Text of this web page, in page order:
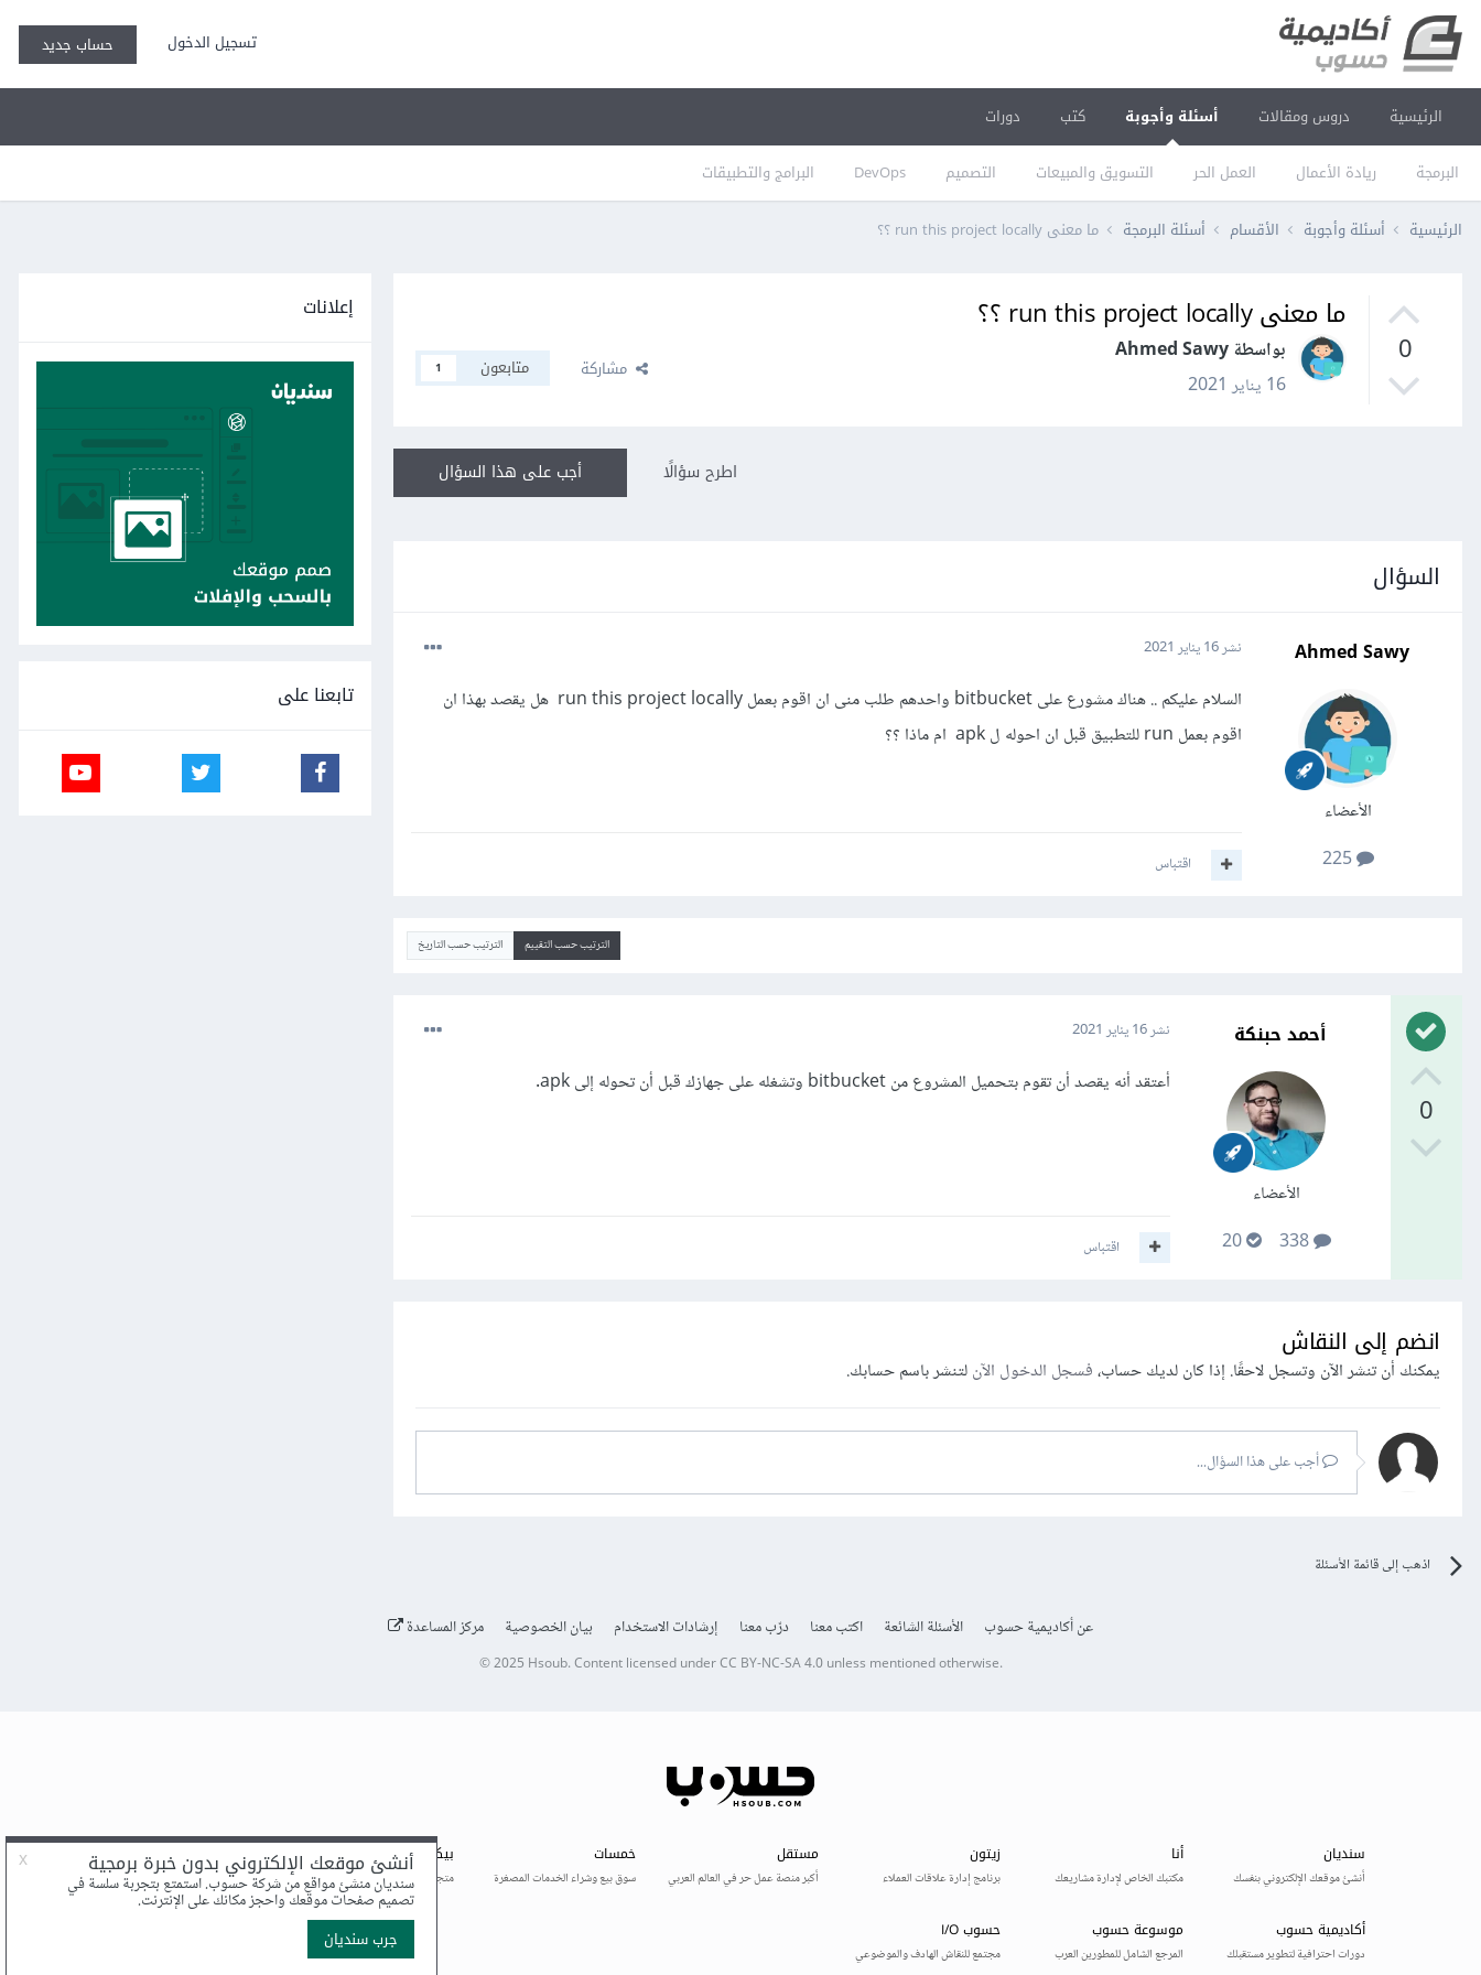
تسجيل الدخول حساب جديد
الرئيسية دروس ومقالات أسئلة وأجوبة
البرمجة ريادة الأعمال العمل الحر التسويق والمبيعات التصميم DevOps البرامج والتطبيقات
كتب دورات
الرئيسية أسئلة وأجوبة الأقسام أسئلة البرمجة ما معنى run this project locally ؟؟
0
ما معنى run this project locally ؟؟
بواسطة Ahmed Sawy
16 يناير 2021
مشاركة متابعون 1
أجب على هذا السؤال اطرح سؤالًا
السؤال
Ahmed Sawy
الأعضاء
225
نشر16 يناير 2021
السلام عليكم .. هناك مشورع على bitbucket واحدهم طلب منى ان اقوم بعمل run this project locally هل يقصد بهذا ان
اقوم بعمل run للتطبيق قبل ان احوله ل apk ام ماذا ؟؟
اقتباس
الترتيب حسب التقييم الترتيب حسب التاريخ
0
أحمد حبنكة
الأعضاء
338
20
نشر16 يناير 2021
أعتقد أنه يقصد أن تقوم بتحميل المشروع من bitbucket وتشغله على جهازك قبل أن تحوله إلى apk.
اقتباس
انضم إلى النقاش
يمكنك أن تنشر الآن وتسجل لاحقًا. إذا كان لديك حساب،فسجل الدخول الآنلتنشر باسم حسابك.
أجب على هذا السؤال...
اذهب إلى قائمة الأسئلة
إعلانات
تابعنا على
عن أكاديمية حسوب الأسئلة الشائعة اكتب معنا درّب معنا إرشادات الاستخدام بيان الخصوصية مركز المساعدة
© 2025 Hsoub.Content licensed underCC BY-NC-SA 4.0unless mentioned otherwise.